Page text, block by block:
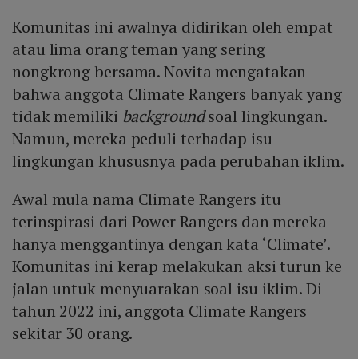
Komunitas ini awalnya didirikan oleh empat
atau lima orang teman yang sering
nongkrong bersama. Novita mengatakan
bahwa anggota Climate Rangers banyak yang
tidak memiliki backgroundsoal lingkungan.
Namun, mereka peduli terhadap isu
lingkungan khususnya pada perubahan iklim.
Awal mula nama Climate Rangers itu
terinspirasi dari Power Rangers dan mereka
hanya menggantinya dengan kata ‘Climate’.
Komunitas ini kerap melakukan aksi turun ke
jalan untuk menyuarakan soal isu iklim. Di
tahun 2022 ini, anggota Climate Rangers
sekitar 30 orang.